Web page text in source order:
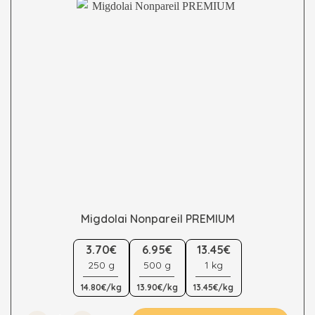
on
Migdolai Nonpareil PREMIUM
product
has
multiple
variants.
The
3.70€
250 g
14.80€/kg
6.95€
500 g
13.90€/kg
13.45€
1 kg
13.45€/kg